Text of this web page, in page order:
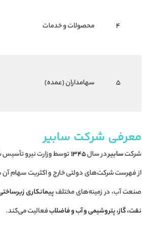
4 محصولات و خدمات
5 سهامداران (عمده)
معرفی شرکت سابیر
شرکتسابیردر سال۱۳۴۵توسط وزارت نیرو
از فهرست شرکت‌های دولتی خارج و اکثریت سهام آن
صنعت آب، در زمینه‌های مختلفپیمانکاری
نفت، گاز، پتروشیمی و آب و فاضلابفعالیت می‌کند.